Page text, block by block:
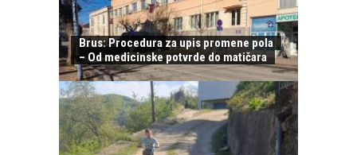
Brus: Procedura za upis promene pola
– Od medicinske potvrde do matičara